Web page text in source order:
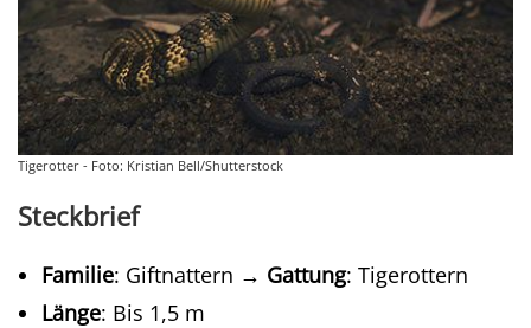
Tigerotter - Foto: Kristian Bell/Shutterstock
Steckbrief
Familie: Giftnattern → Gattung: Tigerottern
Länge: Bis 1,5 m